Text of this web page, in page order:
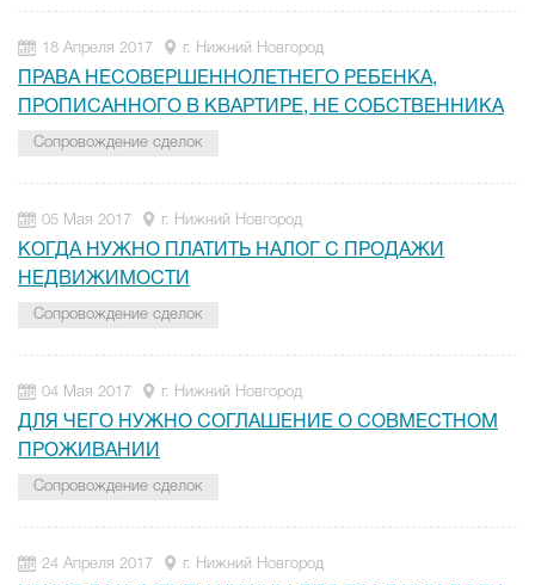
18 Апреля 2017 г. Нижний Новгород
ПРАВА НЕСОВЕРШЕННОЛЕТНЕГО РЕБЕНКА,
ПРОПИСАННОГО В КВАРТИРЕ, НЕ СОБСТВЕННИКА
Сопровождение сделок
05 Мая 2017 г. Нижний Новгород
КОГДА НУЖНО ПЛАТИТЬ НАЛОГ С ПРОДАЖИ
НЕДВИЖИМОСТИ
Сопровождение сделок
04 Мая 2017 г. Нижний Новгород
ДЛЯ ЧЕГО НУЖНО СОГЛАШЕНИЕ О СОВМЕСТНОМ
ПРОЖИВАНИИ
Сопровождение сделок
24 Апреля 2017 г. Нижний Новгород